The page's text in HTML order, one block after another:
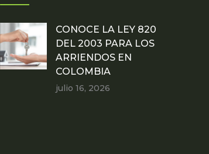
CONOCE LA LEY 820
DEL 2003 PARA LOS
ARRIENDOS EN
COLOMBIA
julio 16, 2026